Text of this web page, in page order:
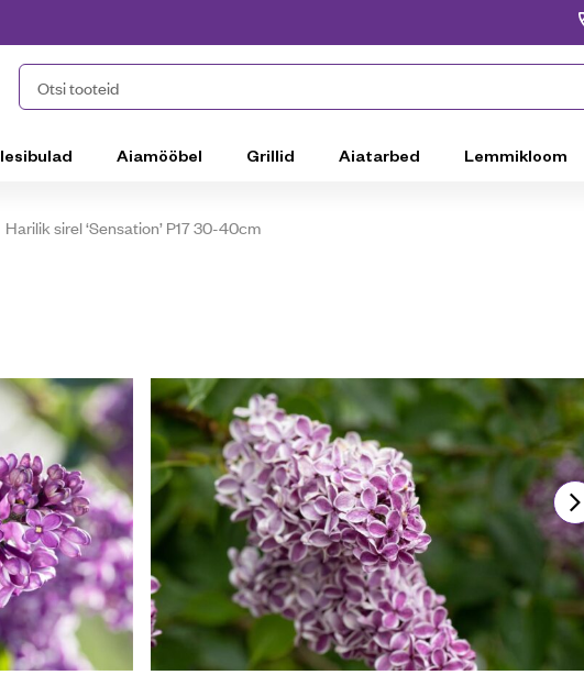
Otsi tooteid
Aiamööbel Grillid Aiatarbed Lemmikloom
Harilik sirel ‘Sensation’ P17 30-40cm